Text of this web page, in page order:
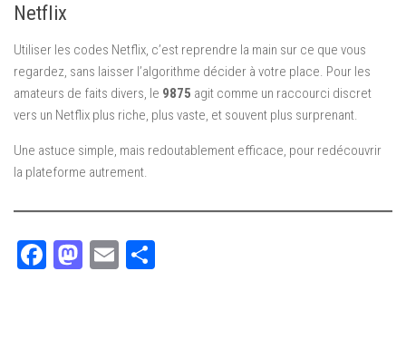
Netflix
Utiliser les codes Netflix, c’est reprendre la main sur ce que vous
regardez, sans laisser l’algorithme décider à votre place. Pour les
amateurs de faits divers, le 9875 agit comme un raccourci discret
vers un Netflix plus riche, plus vaste, et souvent plus surprenant.
Une astuce simple, mais redoutablement efficace, pour redécouvrir
la plateforme autrement.
Facebook
Mastodon
Email